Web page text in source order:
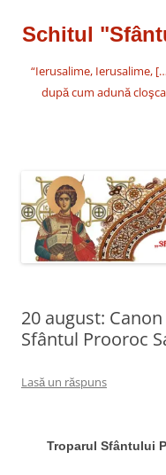
conținut
Schitul
“Ierusalime, Ierusalime,
după cum adună
20 august:
Sfântul Prooroc
Lasă un răspuns
Troparul Sfântului